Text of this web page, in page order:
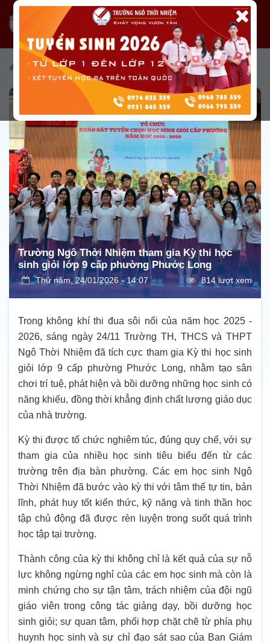
Tin tức /Tin tức từ Nhà trường/ Tin hoạt động chuyên môn
Trường Ngô Thời Nhiệm tham gia Kỳ thi học
sinh giỏi lớp 9 cấp phường Phước Long
Thứ năm, 24/01/2026 - 14:07 814 lượt xem
Trong không khí thi đua sôi nổi của năm học 2025 -
2026, sáng ngày 24/11 Trường TH, THCS và THPT
Ngô Thời Nhiệm đã tích cực tham gia Kỳ thi học sinh
giỏi lớp 9 cấp phường Phước Long, nhằm tạo sân
chơi trí tuệ, phát hiện và bồi dưỡng những học sinh có
năng khiếu, đồng thời khẳng định chất lượng giáo dục
của nhà trường.
Kỳ thi được tổ chức nghiêm túc, đúng quy chế, với sự
tham gia của nhiều học sinh tiêu biểu đến từ các
trường trên địa bàn phường. Các em học sinh Ngô
Thời Nhiệm đã bước vào kỳ thi với tâm thế tự tin, bản
lĩnh, phát huy tốt kiến thức, kỹ năng và tinh thần học
tập chủ động đã được rèn luyện trong suốt quá trình
học tập tại trường.
Thành công của kỳ thi không chỉ là kết quả của sự nỗ
lực không ngừng nghỉ của các em học sinh mà còn là
minh chứng cho sự tận tâm, trách nhiệm của đội ngũ
giáo viên trong công tác giảng dạy, bồi dưỡng học
sinh giỏi; sự quan tâm, phối hợp chặt chẽ từ phía phụ
huynh học sinh và sự chỉ đạo sát sao của Ban Giám